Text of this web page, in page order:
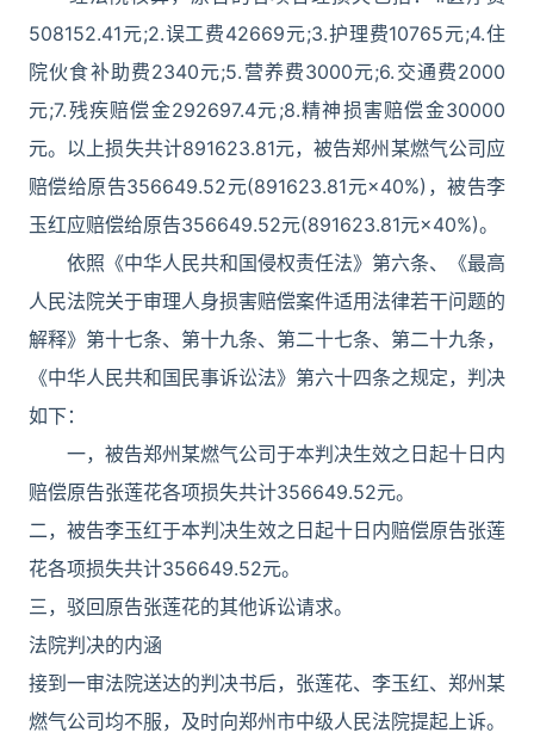
508152.41元;2.误工费42669元;3.护理费10765元;4.住
院伙食补助费2340元;5.营养费3000元;6.交通费2000
元;7.残疾赔偿金292697.4元;8.精神损害赔偿金30000
元。以上损失共计891623.81元，被告郑州某燃气公司应
赔偿给原告356649.52元(891623.81元×40%)，被告李
玉红应赔偿给原告356649.52元(891623.81元×40%)。
依照《中华人民共和国侵权责任法》第六条、《最高
人民法院关于审理人身损害赔偿案件适用法律若干问题的
解释》第十七条、第十九条、第二十七条、第二十九条，
《中华人民共和国民事诉讼法》第六十四条之规定，判决
如下：
一，被告郑州某燃气公司于本判决生效之日起十日内
赔偿原告张莲花各项损失共计356649.52元。
二，被告李玉红于本判决生效之日起十日内赔偿原告张莲
花各项损失共计356649.52元。
三，驳回原告张莲花的其他诉讼请求。
法院判决的内涵
接到一审法院送达的判决书后，张莲花、李玉红、郑州某
燃气公司均不服，及时向郑州市中级人民法院提起上诉。